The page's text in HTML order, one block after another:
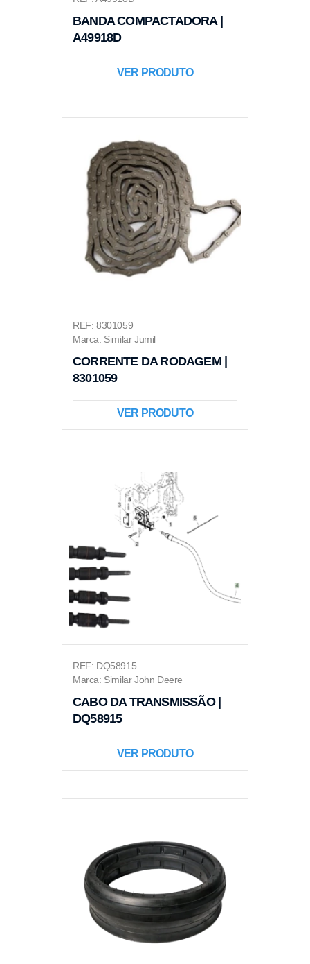
BANDA COMPACTADORA |
A49918D
VER PRODUTO
REF: 8301059
Marca: Similar Jumil
CORRENTE DA RODAGEM |
8301059
VER PRODUTO
REF: DQ58915
Marca: Similar John Deere
CABO DA TRANSMISSÃO |
DQ58915
VER PRODUTO